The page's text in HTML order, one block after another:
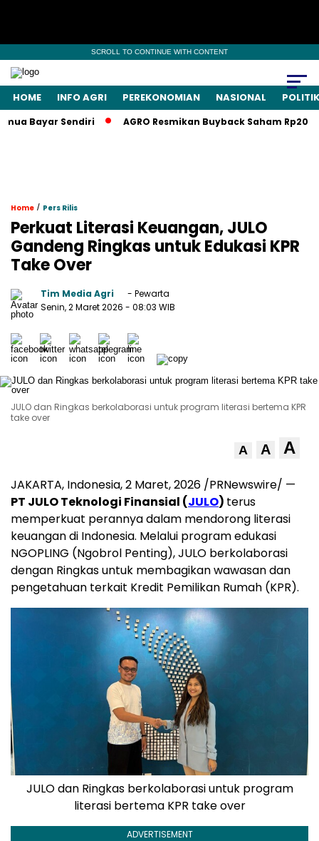
SCROLL TO CONTINUE WITH CONTENT
HOME INFO AGRI PEREKONOMIAN NASIONAL POLITIK
Bayar Sendiri AGRO Resmikan Buyback Saham Rp20
Home / Pers Rilis
Perkuat Literasi Keuangan, JULO
Gandeng Ringkas untuk Edukasi KPR
Take Over
Tim Media Agri
- Pewarta
Senin, 2 Maret 2026 - 08:03 WIB
JULO dan Ringkas berkolaborasi untuk program literasi bertema KPR
take over
A A A
JAKARTA, Indonesia,2 Maret, 2026 /PRNewswire/ —
PT JULO Teknologi Finansial (JULO) terus
memperkuat perannya dalam mendorong literasi
keuangan di Indonesia. Melalui program edukasi
NGOPLING (Ngobrol Penting), JULO berkolaborasi
dengan Ringkas untuk membagikan wawasan dan
pengetahuan terkait Kredit Pemilikan Rumah (KPR).
JULO dan Ringkas berkolaborasi untuk program
literasi bertema KPR take over
ADVERTISEMENT